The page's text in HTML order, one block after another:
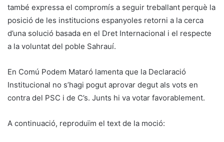
també expressa el compromís a seguir treballant perquè la
posició de les institucions espanyoles retorni a la cerca
d’una solució basada en el Dret Internacional i el respecte
a la voluntat del poble Sahrauí.
En Comú Podem Mataró lamenta que la Declaració
Institucional no s’hagi pogut aprovar degut als vots en
contra del PSC i de C’s. Junts hi va votar favorablement.
A continuació, reproduïm el text de la moció: